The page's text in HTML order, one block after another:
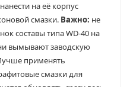
на её корпус
смазки. Важно: не
составы типа WD-40 на
вымывают заводскую
применять
смазки для